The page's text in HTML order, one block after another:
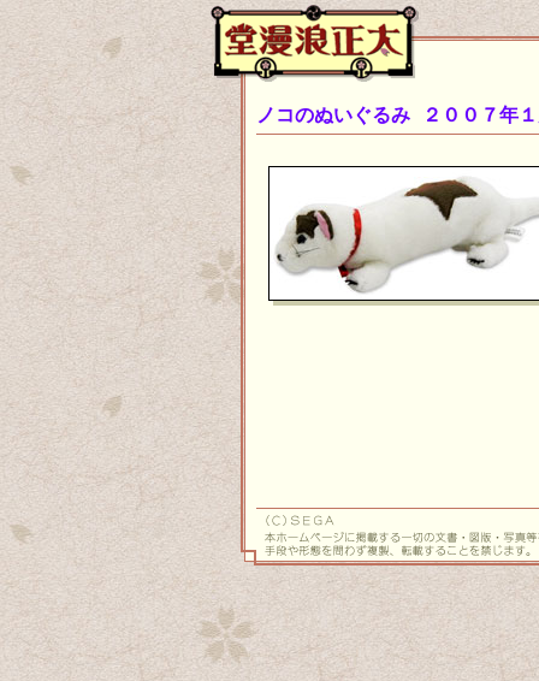
ノコのぬいぐるみ ２００７年